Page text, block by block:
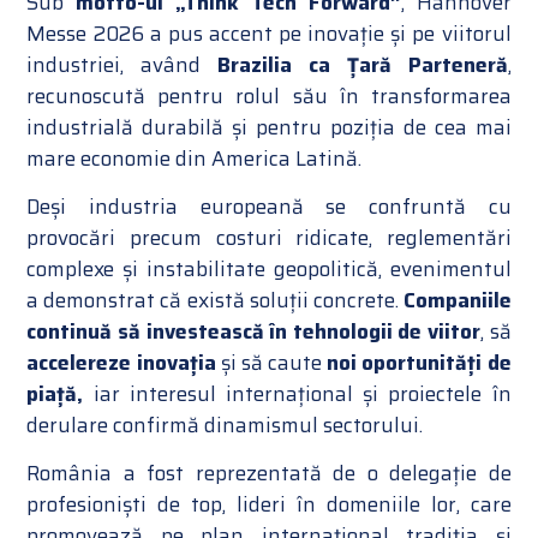
Messe 2026 a pus accent pe inovație și pe viitorul
industriei, având Brazilia ca Țară Parteneră,
recunoscută pentru rolul său în transformarea
industrială durabilă și pentru poziția de cea mai
mare economie din America Latină.
Deși industria europeană se confruntă cu
provocări precum costuri ridicate, reglementări
complexe și instabilitate geopolitică, evenimentul
a demonstrat că există soluții concrete. Companiile
continuă să investească în tehnologii de viitor, să
accelereze inovația și să caute noi oportunități de
piață, iar interesul internațional și proiectele în
derulare confirmă dinamismul sectorului.
România a fost reprezentată de o delegație de
profesioniști de top, lideri în domeniile lor, care